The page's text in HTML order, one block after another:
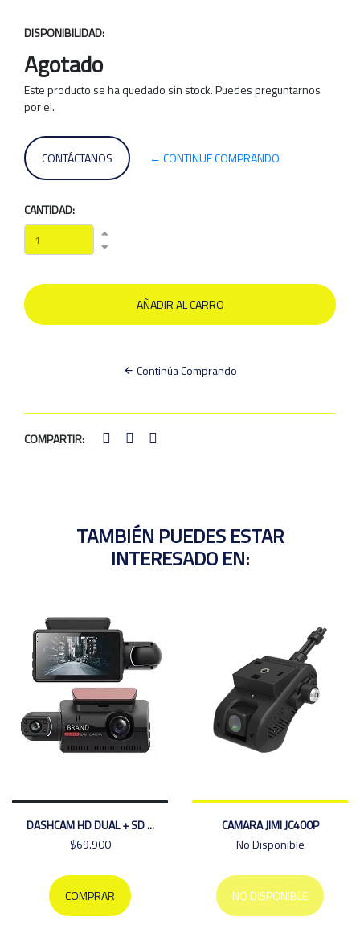
DISPONIBILIDAD:
Agotado
Este producto se ha quedado sin stock. Puedes preguntarnos
por el.
CONTÁCTANOS ← CONTINUE COMPRANDO
CANTIDAD:
Continúa Comprando
COMPARTIR:
TAMBIÉN PUEDES ESTAR
INTERESADO EN:
DASHCAM HD DUAL + SD ...
$69.900
COMPRAR
CAMARA JIMI JC400P
No Disponible
NO DISPONIBLE